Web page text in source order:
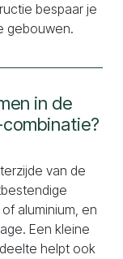
bespaar je
gebouwen.
in de
van de
aluminium, en
Een kleine
helpt ook